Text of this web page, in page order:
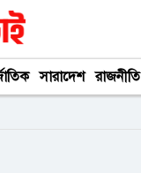
সারাদেশ রাজনীতি